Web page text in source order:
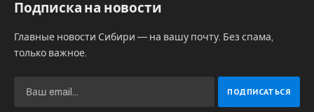
Подписка на новости
Главные новости Сибири — на вашу почту. Без спама,
только важное.